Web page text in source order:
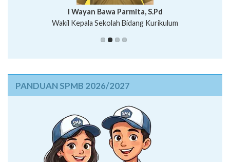
Putu Suhartana, S.Pd.
I Wayan Bawa Parmita, S.Pd
Wakil Kepala Sekolah Bidang Kurikulum
I Wayan Gede Aditya Pratita, S.Pd., M.Sn
Ni Wayan Nopi Sutantri, S.Pd.
PANDUAN SPMB 2026/2027